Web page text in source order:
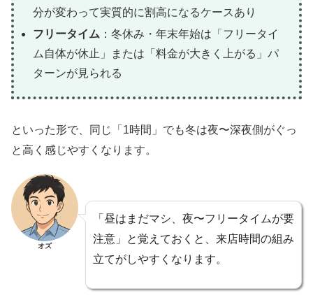
分が変わって実質的に割高になるケースあり
フリータイム ：冬休み・年末年始は「フリータイ
ム自体が休止」または「料金が大きく上がる」パ
ターンが見られる
といった形で、同じ「1時間」でも冬は夜〜深夜側がぐっ
と高く感じやすくなります。
オズ
「昼はまだマシ、夜〜フリータイムが要
注意」と覚えておくと、来店時間の組み
立てがしやすくなります。